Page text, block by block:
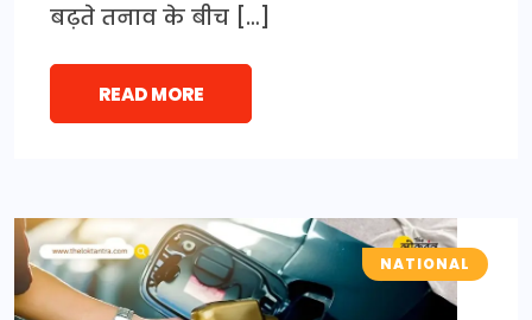
बढ़ते तनाव के बीच […]
READ MORE
NATIONAL